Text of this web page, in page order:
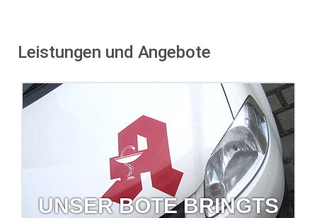
Leistungen und Angebote
UNSER BOTE BRINGTS